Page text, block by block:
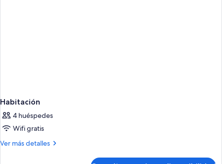
Habitación
4 huéspedes
Wifi gratis
Ver más detalles
Más